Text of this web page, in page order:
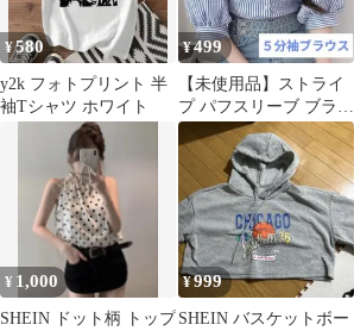
¥580
y2k フォトプリント 半
袖Tシャツ ホワイト
¥499
【未使用品】ストライ
プ パフスリーブ ブラウ
ス 5分袖 ブルー 丈短
め
¥ 1,000
SHEIN ドット柄 トップ
¥999
SHEIN バスケットボー